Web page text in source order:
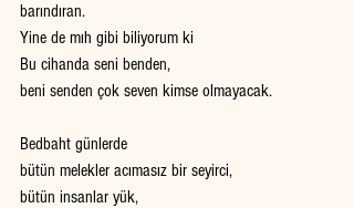
barındıran.
Yine de mıh gibi biliyorum ki
Bu cihanda seni benden,
beni senden çok seven kimse olmayacak.
Bedbaht günlerde
bütün melekler acımasız bir seyirci,
bütün insanlar yük,